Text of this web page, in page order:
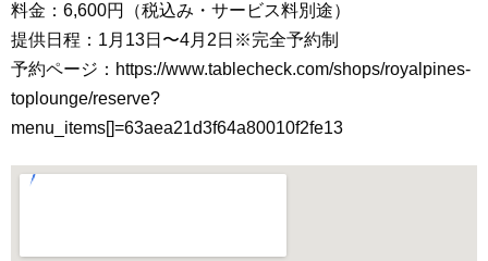
料金：6,600円（税込み・サービス料別途）
提供日程：1月13日〜4月2日※完全予約制
予約ページ：https://www.tablecheck.com/shops/royalpines-
toplounge/reserve?
menu_items[]=63aea21d3f64a80010f2fe13